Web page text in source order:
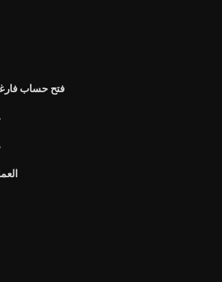
فتح حساب